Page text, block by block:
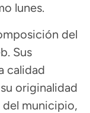
lunes.
del
Sus
calidad
originalidad
municipio,